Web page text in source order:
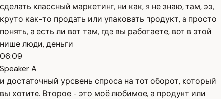
сделать классный маркетинг, ни как, я не знаю, там, ээ,
круто как-то продать или упаковать продукт, а просто
понять, а есть ли вот там, где вы работаете, вот в этой
нише люди, деньги
06:09
Speaker A
и достаточный уровень спроса на тот оборот, который
вы хотите. Второе - это моё любимое, а продукт или